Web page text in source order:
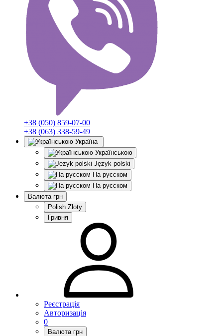
+38 (050) 859-07-00
+38 (063) 338-59-49
Україна
Українською
Język polski
На русском
На русском
Валюта грн
Polish Zloty
Гривня
Реєстрація
Авторизація
0
Валюта грн